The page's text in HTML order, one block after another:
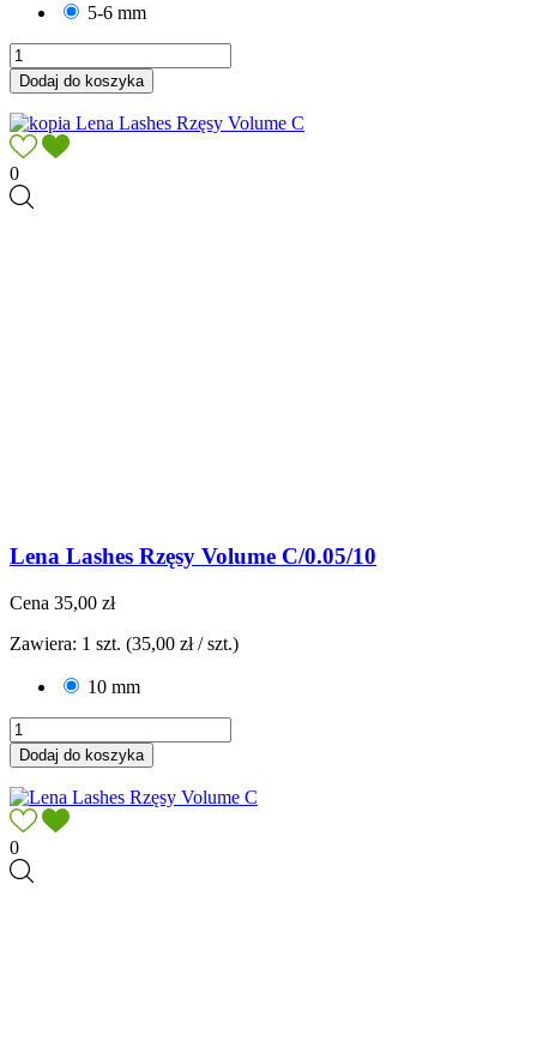
5-6 mm
Dodaj do koszyka
0
Lena Lashes Rzęsy Volume C/0.05/10
Cena 35,00 zł
Zawiera: 1 szt. (35,00 zł / szt.)
10 mm
Dodaj do koszyka
0